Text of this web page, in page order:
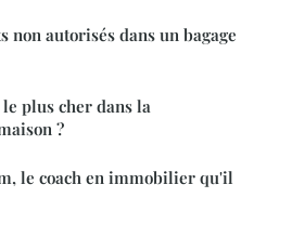
non autorisés dans un bagage
plus cher dans la
?
le coach en immobilier qu'il